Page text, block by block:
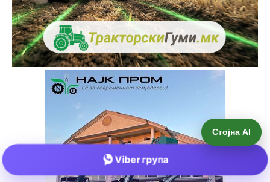
Стојна AI
Viber група